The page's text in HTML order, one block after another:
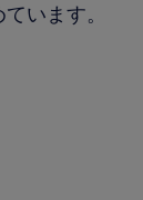
います。